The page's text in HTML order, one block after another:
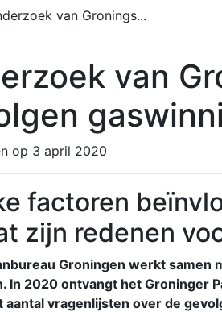
van Gronings...
van
op 3 april 2020
factoren
zijn redenen
Groningen werkt
In 2020 ontvangt het Groninger
aantal vragenlijsten over de